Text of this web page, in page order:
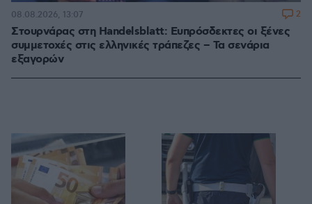
Στουρνάρας στη Handelsblatt: Ευπρόσδεκτες οι ξένες
συμμετοχές στις ελληνικές τράπεζες – Τα σενάρια
εξαγορών
08.08.2026, 13:07 2